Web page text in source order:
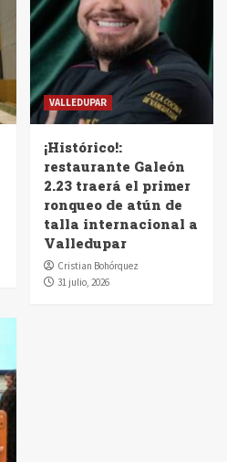
VALLEDUPAR
¡Histórico!:
restaurante Galeón
2.23 traerá el primer
ronqueo de atún de
talla internacional a
Valledupar
Cristian Bohórquez
31 julio, 2026